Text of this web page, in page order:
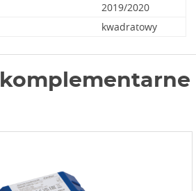
2019/2020
kwadratowy